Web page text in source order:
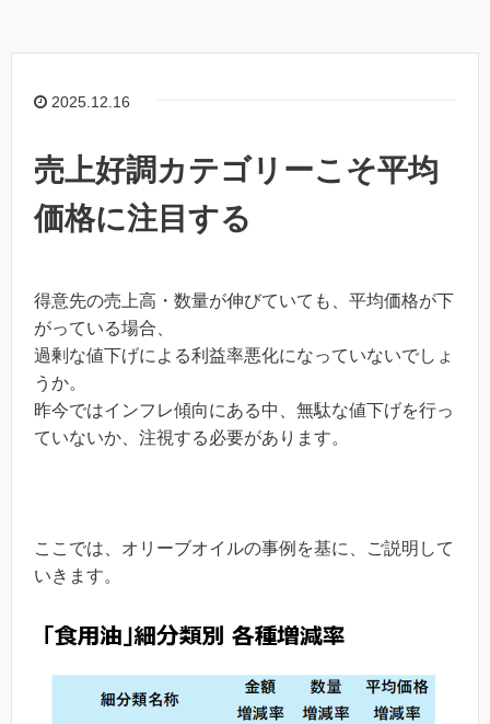
2025.12.16
売上好調カテゴリーこそ平均
価格に注目する
得意先の売上高・数量が伸びていても、平均価格が下
がっている場合、
過剰な値下げによる利益率悪化になっていないでしょ
うか。
昨今ではインフレ傾向にある中、無駄な値下げを行っ
ていないか、注視する必要があります。
ここでは、オリーブオイルの事例を基に、ご説明して
いきます。